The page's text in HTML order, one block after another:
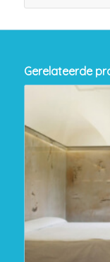
Gerelateerde